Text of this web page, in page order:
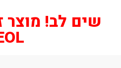
שים לב! מוצר